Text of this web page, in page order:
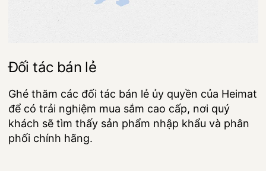
Đối tác bán lẻ
Ghé thăm các đối tác bán lẻ ủy quyền của Heimat
để có trải nghiệm mua sắm cao cấp, nơi quý
khách sẽ tìm thấy sản phẩm nhập khẩu và phân
phối chính hãng.